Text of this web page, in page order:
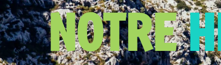
NOTRE